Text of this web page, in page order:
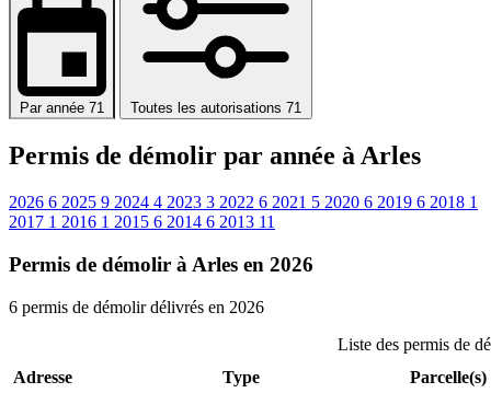
Par année 71 Toutes les autorisations 71
Permis de démolir par année à Arles
2026 6 2025 9 2024 4 2023 3 2022 6 2021 5 2020 6 2019 6 2018 1
2017 1 2016 1 2015 6 2014 6 2013 11
Permis de démolir à Arles en 2026
6 permis de démolir délivrés en 2026
Liste des permis de
Adresse
Type Parcelle(s)